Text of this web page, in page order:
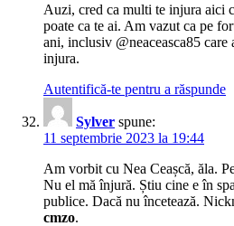
Auzi, cred ca multi te injura aici
poate ca te ai. Am vazut ca pe
ani, inclusiv @neaceasca85
injura.
Autentifică-te pentru a răspunde
Sylver spune:
11 septembrie 2023 la 19:44
Am vorbit cu Nea Ceașcă, ăla.
Nu el mă înjură. Știu cine e în
publice. Dacă nu încetează.
cmzo.